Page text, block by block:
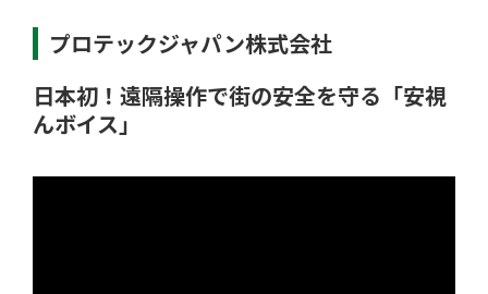
プロテックジャパン株式会社
日本初！遠隔操作で街の安全を守る「安視
んボイス」